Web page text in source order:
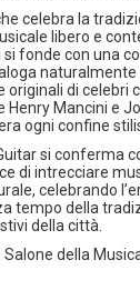
celebra la
libero e
fonde con una
originali di celebri
Mancini e
ogni confine
si conferma
di intrecciare
celebrando
tempo della
della città.
della